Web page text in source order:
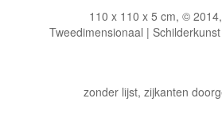
110 x 110 x 5 cm, ©
Tweedimensionaal |
zonder lijst, zijkanten